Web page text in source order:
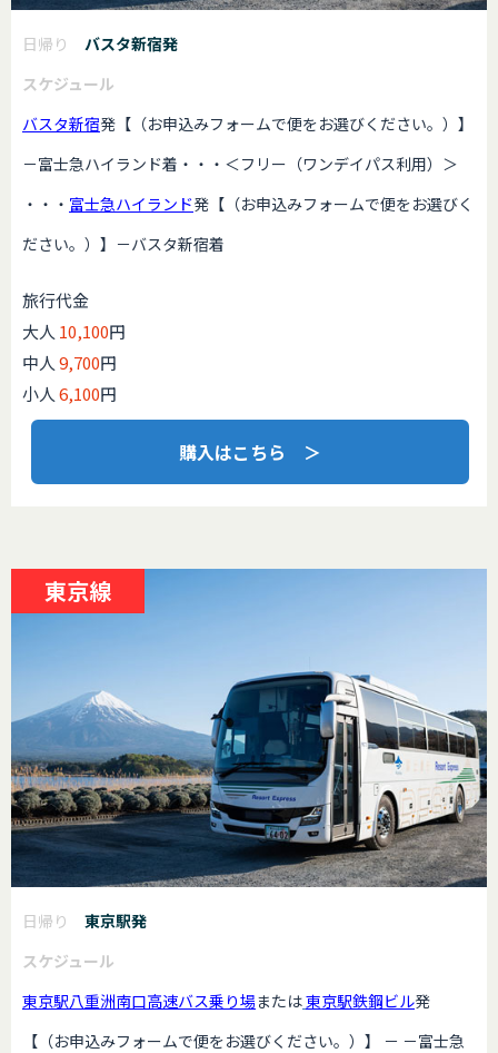
日帰り
バスタ新宿発
スケジュール
バスタ新宿発【（お申込みフォームで便をお選びください。）】
－富士急ハイランド着・・・＜フリー（ワンデイパス利用）＞
・・・ 富士急ハイランド発【（お申込みフォームで便をお選びく
ださい。）】－バスタ新宿着
旅行代金
大人 10,100円
中人9,700円
小人6,100円
購入はこちら ＞
東京線
日帰り
東京駅発
スケジュール
東京駅八重洲南口高速バス乗り場または東京駅鉄鋼ビル発
【（お申込みフォームで便をお選びください。）】 － －富士急